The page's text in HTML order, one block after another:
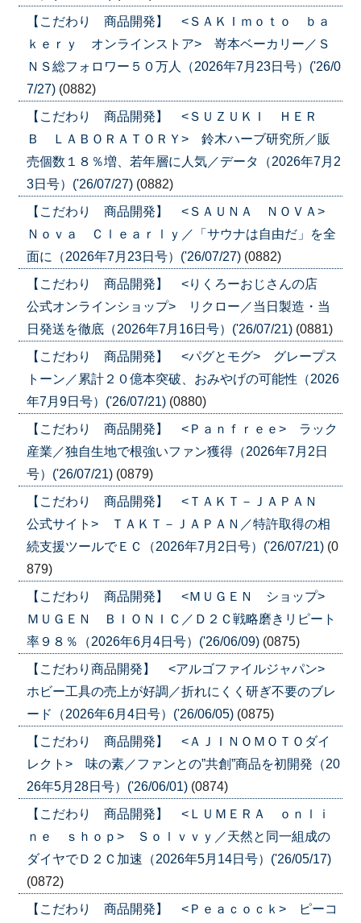
【こだわり 商品開発】 <ＳＡＫＩｍｏｔｏ ｂａ
ｋｅｒｙ オンラインストア> 嵜本ベーカリー／Ｓ
ＮＳ総フォロワー５０万人（2026年7月23日号）('26/0
7/27) (0882)
【こだわり 商品開発】 <ＳＵＺＵＫＩ ＨＥＲ
Ｂ ＬＡＢＯＲＡＴＯＲＹ> 鈴木ハーブ研究所／販
売個数１８％増、若年層に人気／データ（2026年7月2
3日号）('26/07/27) (0882)
【こだわり 商品開発】 <ＳＡＵＮＡ ＮＯＶＡ>
Ｎｏｖａ Ｃｌｅａｒｌｙ／「サウナは自由だ」を全
面に（2026年7月23日号）('26/07/27) (0882)
【こだわり 商品開発】 <りくろーおじさんの店
公式オンラインショップ> リクロー／当日製造・当
日発送を徹底（2026年7月16日号）('26/07/21) (0881)
【こだわり 商品開発】 <パグとモグ> グレープス
トーン／累計２０億本突破、おみやげの可能性（2026
年7月9日号）('26/07/21) (0880)
【こだわり 商品開発】 <Ｐａｎｆｒｅｅ> ラック
産業／独自生地で根強いファン獲得（2026年7月2日
号）('26/07/21) (0879)
【こだわり 商品開発】 <ＴＡＫＴ－ＪＡＰＡＮ
公式サイト> ＴＡＫＴ－ＪＡＰＡＮ／特許取得の相
続支援ツールでＥＣ（2026年7月2日号）('26/07/21) (0
879)
【こだわり 商品開発】 <ＭＵＧＥＮ ショップ>
ＭＵＧＥＮ ＢＩＯＮＩＣ／Ｄ２Ｃ戦略磨きリピート
率９８％（2026年6月4日号）('26/06/09) (0875)
【こだわり商品開発】 <アルゴファイルジャパン>
ホビー工具の売上が好調／折れにくく研ぎ不要のブレ
ード（2026年6月4日号）('26/06/05) (0875)
【こだわり 商品開発】 <ＡＪＩＮＯＭＯＴＯダイ
レクト> 味の素／ファンとの”共創”商品を初開発（20
26年5月28日号）('26/06/01) (0874)
【こだわり 商品開発】 <ＬＵＭＥＲＡ ｏｎｌｉ
ｎｅ ｓｈｏｐ> Ｓｏｌｖｖｙ／天然と同一組成の
ダイヤでＤ２Ｃ加速（2026年5月14日号）('26/05/17)
(0872)
【こだわり 商品開発】 <Ｐｅａｃｏｃｋ> ピーコ